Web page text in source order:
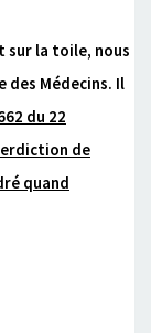
sur la toile, nous
des Médecins. Il
du 22
de
quand